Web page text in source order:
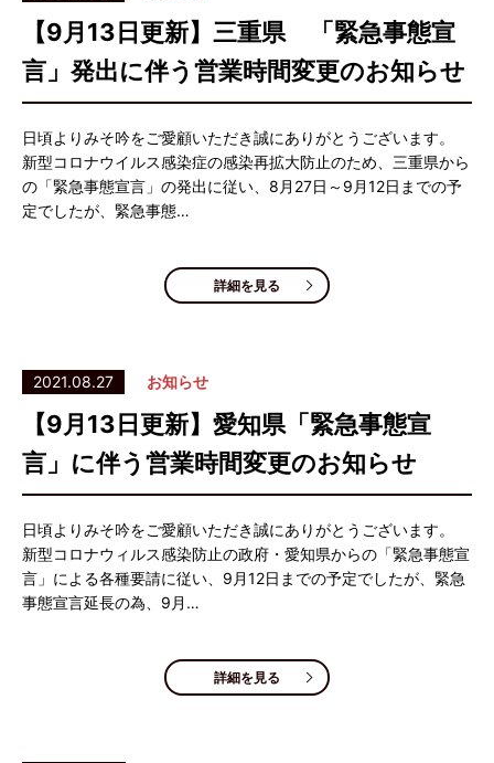
【9月13日更新】三重県 「緊急事態宣
言」発出に伴う営業時間変更のお知らせ
日頃よりみそ吟をご愛顧いただき誠にありがとうございます。
新型コロナウイルス感染症の感染再拡大防止のため、三重県から
の「緊急事態宣言」の発出に従い、8月27日～9月12日までの予
定でしたが、緊急事態…
詳細を見る
2021.08.27 お知らせ
【9月13日更新】愛知県「緊急事態宣
言」に伴う営業時間変更のお知らせ
日頃よりみそ吟をご愛顧いただき誠にありがとうございます。
新型コロナウィルス感染防止の政府・愛知県からの「緊急事態宣
言」による各種要請に従い、9月12日までの予定でしたが、緊急
事態宣言延長の為、9月…
詳細を見る